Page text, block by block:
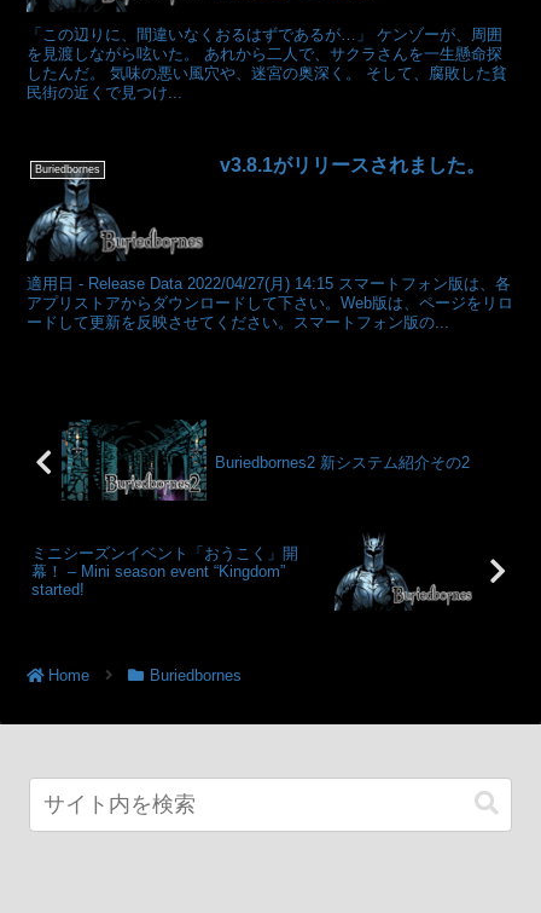
「この辺りに、間違いなくおるはずであるが…」 ケンゾーが、周囲
を見渡しながら呟いた。 あれから二人で、サクラさんを一生懸命探
したんだ。 気味の悪い風穴や、迷宮の奥深く。 そして、腐敗した貧
民街の近くで見つけ...
Buriedbornes v3.8.1がリリースされました。
適用日 - Release Data 2022/04/27(月) 14:15 スマートフォン版は、各
アプリストアからダウンロードして下さい。Web版は、ページをリロ
ードして更新を反映させてください。スマートフォン版の...
Buriedbornes2 新システム紹介その2
ミニシーズンイベント「おうこく」開
幕！ – Mini season event “Kingdom”
started!
Home Buriedbornes